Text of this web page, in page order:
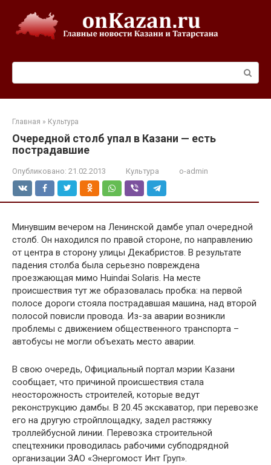
контенту
Главная » Культура
Очередной столб упал в Казани — есть
пострадавшие
Опубликовано: 21.02.2013 Культура o-admin
Минувшим вечером на Ленинской дамбе упал очередной
столб. Он находился по правой стороне, по направлению
от центра в сторону улицы Декабристов. В результате
падения столба была серьезно повреждена
проезжающая мимо Huindai Solaris. На месте
происшествия тут же образовалась пробка: на первой
полосе дороги стояла пострадавшая машина, над второй
полосой повисли провода. Из-за аварии возникли
проблемы с движением общественного транспорта –
автобусы не могли объехать место аварии.
В свою очередь, Официальный портал мэрии Казани
сообщает, что причиной происшествия стала
неосторожность строителей, которые ведут
реконструкцию дамбы. В 20.45 экскаватор, при перевозке
его на другую стройплощадку, задел растяжку
троллейбусной линии. Перевозка строительной
спецтехники проводилась рабочими субподрядной
организации ЗАО «Энергомост Инт Груп».